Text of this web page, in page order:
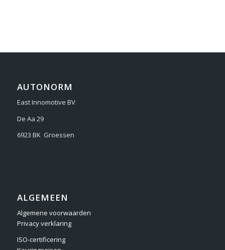
AUTONORM
East Innomotive BV
De Aa 29
6923 BK Groessen
ALGEMEEN
Algemene voorwaarden
Privacy verklaring
ISO-certificering